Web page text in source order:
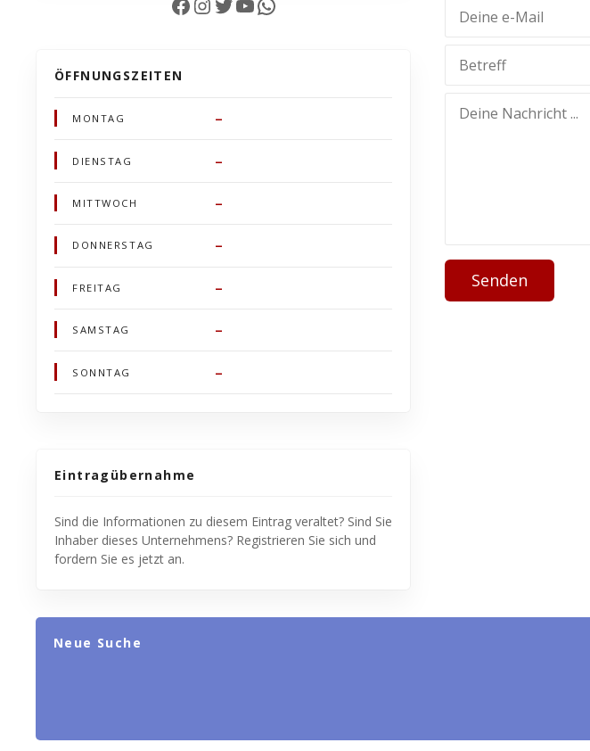
ÖFFNUNGSZEITEN
MONTAG –
DIENSTAG –
MITTWOCH –
DONNERSTAG –
FREITAG –
SAMSTAG –
SONNTAG –
Eintragübernahme
Sind die Informationen zu diesem Eintrag veraltet? Sind Sie
Inhaber dieses Unternehmens? Registrieren Sie sich und
fordern Sie es jetzt an.
Senden
Neue Suche